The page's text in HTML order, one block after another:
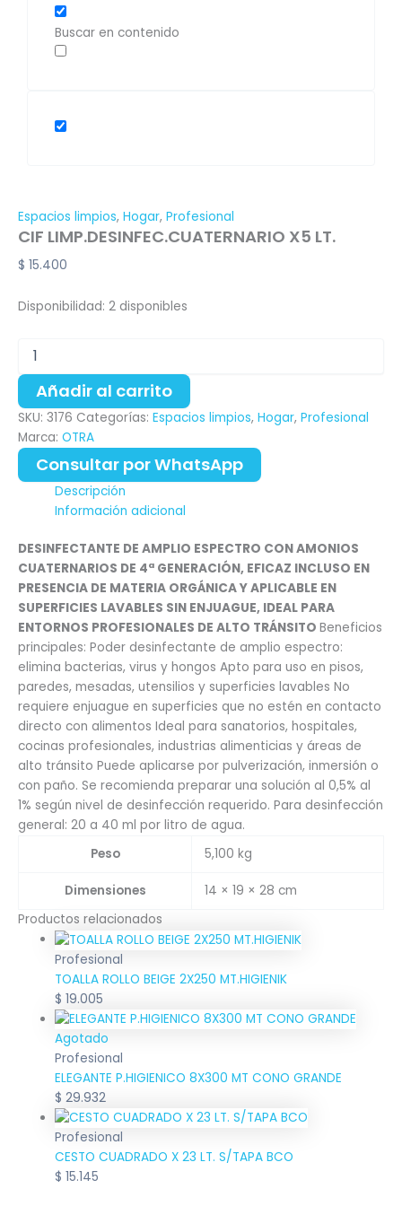
Buscar en contenido
Espacios limpios, Hogar, Profesional
CIF LIMP.DESINFEC.CUATERNARIO X5 LT.
$ 15.400
Disponibilidad: 2 disponibles
Añadir al carrito
SKU: 3176 Categorías: Espacios limpios, Hogar, Profesional
Marca: OTRA
Consultar por WhatsApp
Descripción
Información adicional
DESINFECTANTE DE AMPLIO ESPECTRO CON AMONIOS
CUATERNARIOS DE 4ª GENERACIÓN, EFICAZ INCLUSO EN
PRESENCIA DE MATERIA ORGÁNICA Y APLICABLE EN
SUPERFICIES LAVABLES SIN ENJUAGUE, IDEAL PARA
ENTORNOS PROFESIONALES DE ALTO TRÁNSITO Beneficios
principales: Poder desinfectante de amplio espectro:
elimina bacterias, virus y hongos Apto para uso en pisos,
paredes, mesadas, utensilios y superficies lavables No
requiere enjuague en superficies que no estén en contacto
directo con alimentos Ideal para sanatorios, hospitales,
cocinas profesionales, industrias alimenticias y áreas de
alto tránsito Puede aplicarse por pulverización, inmersión o
con paño. Se recomienda preparar una solución al 0,5% al
1% según nivel de desinfección requerido. Para desinfección
general: 20 a 40 ml por litro de agua.
Peso
5,100 kg
Dimensiones
14 × 19 × 28 cm
Productos relacionados
Profesional
TOALLA ROLLO BEIGE 2X250 MT.HIGIENIK
$ 19.005
Agotado
Profesional
ELEGANTE P.HIGIENICO 8X300 MT CONO GRANDE
$ 29.932
Profesional
CESTO CUADRADO X 23 LT. S/TAPA BCO
$ 15.145